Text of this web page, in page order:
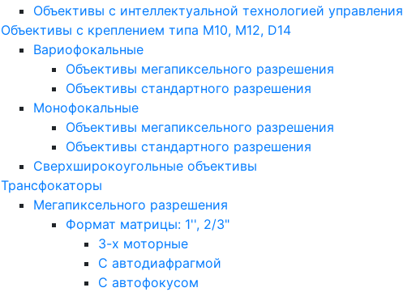
Объективы с интеллектуальной технологией управления
Объективы с креплением типа M10, M12, D14
Вариофокальные
Объективы мегапиксельного разрешения
Объективы стандартного разрешения
Монофокальные
Объективы мегапиксельного разрешения
Объективы стандартного разрешения
Сверхширокоугольные объективы
Трансфокаторы
Мегапиксельного разрешения
Формат матрицы: 1'', 2/3"
3-х моторные
С автодиафрагмой
С автофокусом